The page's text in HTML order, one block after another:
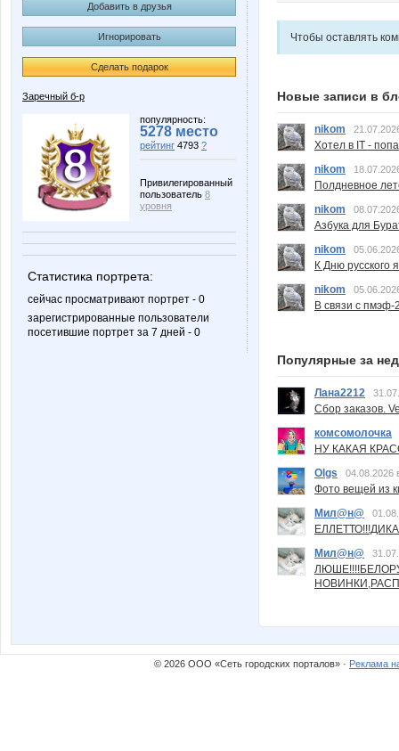
Добавить в друзья
Игнорировать
Сделать подарок
Заречный б-р
популярность:
5278 место
рейтинг 4793 ?
Привилегированный
пользователь 8
уровня
Статистика портрета:
сейчас просматривают портрет - 0
зарегистрированные пользователи
посетившие портрет за 7 дней - 0
Чтобы оставлять
Новые записи в
nikom
Хотел в IT -
nikom
Полдневное
nikom
Азбука для
nikom
К Дню русского
nikom
В связи с пмэф-
Популярные за
Лана2212
Сбор заказов.
комсомолочка
НУ КАКАЯ
Olgs
04.08.2026
Фото вещей из
Мил@н@
Мил@н@
© 2026 ООО «Сеть городских порталов» · Реклама